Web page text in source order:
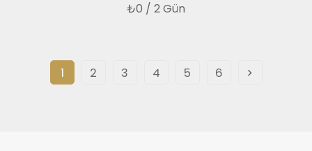
₺0 / 2 Gün
1 2 3 4 5 6